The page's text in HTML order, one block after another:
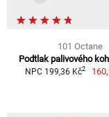
101 Octane
Podtlak palivového
NPC 199,36 Kč2